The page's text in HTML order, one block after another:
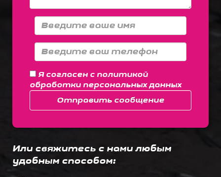
Я согласен с политикой
обработки персональных данных
Отправить сообщение
Или свяжитесь с нами любым
удобным способом: